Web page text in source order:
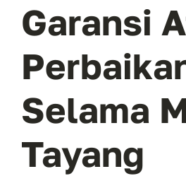
Garansi
Selama
Tayang